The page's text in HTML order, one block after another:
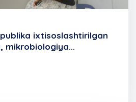
ixtisoslashtirilgan
mikrobiologiya...